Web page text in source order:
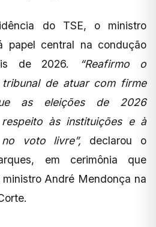
do TSE, o ministro
papel central na condução
de 2026.
“Reafirmo o
tribunal de atuar com firme
as eleições de 2026
às instituições e à
voto livre”, declarou o
em cerimônia que
André Mendonça na